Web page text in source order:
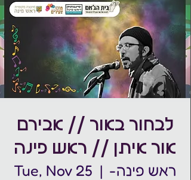
לבחור באור // אבירם
אור איתן // ראש פינה
Tue, Nov 25
  |
ראש פינה-